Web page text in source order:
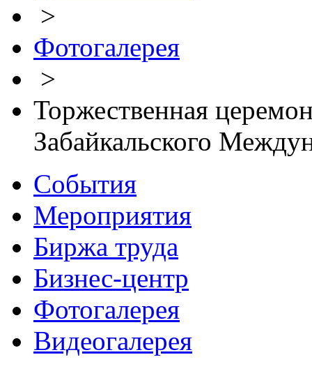
>
Фотогалерея
>
Торжественная
Забайкальского
События
Мероприятия
Биржа труда
Бизнес-центр
Фотогалерея
Видеогалерея